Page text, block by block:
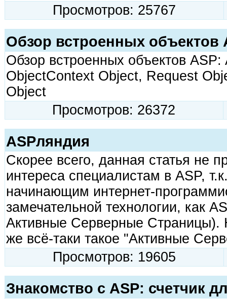
Просмотров: 25767
Обзор встроенных объектов
Обзор встроенных объектов
ObjectContext Object, Request
Object
Просмотров: 26372
ASPляндия
Скорее всего, данная статья не
интереса специалистам в ASP,
начинающим интернет-
замечательной технологии, как
Активные Серверные Страницы).
же всё-таки такое "Активные
Просмотров: 19605
Знакомство с ASP: счетчик